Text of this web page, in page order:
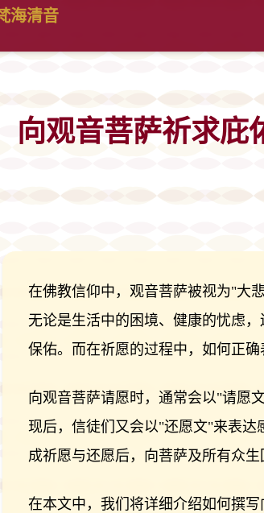
海清音
向观音菩萨祈求庇
在佛教信仰中，观音菩萨被视为"大
无论是生活中的困境、健康的忧虑
保佑。而在祈愿的过程中，如何正
向观音菩萨请愿时，通常会以"请愿
现后，信徒们又会以"还愿文"来表
成祈愿与还愿后，向菩萨及所有众
在本文中，我们将详细介绍如何撰